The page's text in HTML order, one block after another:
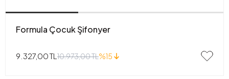
Formula Çocuk Şifonyer
9.327,00 TL 10.973,00 TL%15